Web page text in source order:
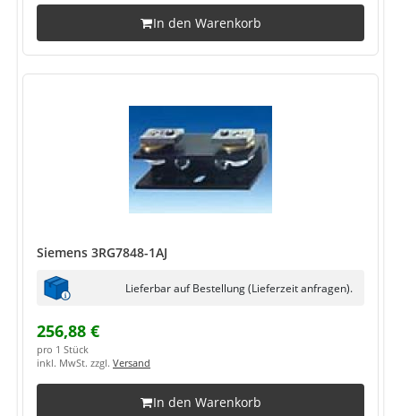
In den Warenkorb
Siemens 3RG7848-1AJ
Lieferbar auf Bestellung (Lieferzeit anfragen).
256,88 €
pro 1 Stück
inkl. MwSt. zzgl. Versand
In den Warenkorb